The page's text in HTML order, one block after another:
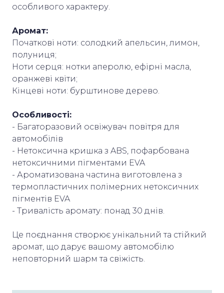
особливого характеру.
Аромат:
Початкові ноти: солодкий апельсин, лимон,
полуниця;
Ноти серця: нотки аперолю, ефірні масла,
оранжеві квіти;
Кінцеві ноти: бурштинове дерево.
Особливості:
- Багаторазовий освіжувач повітря для
автомобілів
- Нетоксична кришка з ABS, пофарбована
нетоксичними пігментами EVA
- Ароматизована частина виготовлена з
термопластичних полімерних нетоксичних
пігментів EVA
- Тривалість аромату: понад 30 днів.
Це поєднання створює унікальний та стійкий
аромат, що дарує вашому автомобілю
неповторний шарм та свіжість.